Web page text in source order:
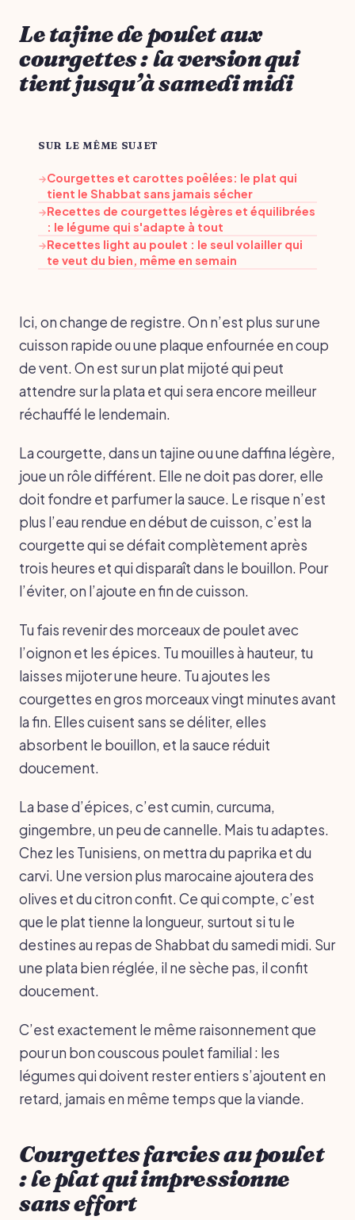
Le tajine de poulet aux
courgettes : la version qui
tient jusqu’à samedi midi
SUR LE MÊME SUJET
→Courgettes et carottes poêlées: le plat qui
tient le Shabbat sans jamais sécher
→Recettes de courgettes légères et équilibrées
: le légume qui s'adapte à tout
→Recettes light au poulet : le seul volailler qui
te veut du bien, même en semain
Ici, on change de registre. On n’est plus sur une
cuisson rapide ou une plaque enfournée en coup
de vent. On est sur un plat mijoté qui peut
attendre sur la plata et qui sera encore meilleur
réchauffé le lendemain.
La courgette, dans un tajine ou une daffina légère,
joue un rôle différent. Elle ne doit pas dorer, elle
doit fondre et parfumer la sauce. Le risque n’est
plus l’eau rendue en début de cuisson, c’est la
courgette qui se défait complètement après
trois heures et qui disparaît dans le bouillon. Pour
l’éviter, on l’ajoute en fin de cuisson.
Tu fais revenir des morceaux de poulet avec
l’oignon et les épices. Tu mouilles à hauteur, tu
laisses mijoter une heure. Tu ajoutes les
courgettes en gros morceaux vingt minutes avant
la fin. Elles cuisent sans se déliter, elles
absorbent le bouillon, et la sauce réduit
doucement.
La base d’épices, c’est cumin, curcuma,
gingembre, un peu de cannelle. Mais tu adaptes.
Chez les Tunisiens, on mettra du paprika et du
carvi. Une version plus marocaine ajoutera des
olives et du citron confit. Ce qui compte, c’est
que le plat tienne la longueur, surtout si tu le
destines au repas de Shabbat du samedi midi. Sur
une plata bien réglée, il ne sèche pas, il confit
doucement.
C’est exactement le même raisonnement que
pour un bon couscous poulet familial : les
légumes qui doivent rester entiers s’ajoutent en
retard, jamais en même temps que la viande.
Courgettes farcies au poulet
: le plat qui impressionne
sans effort